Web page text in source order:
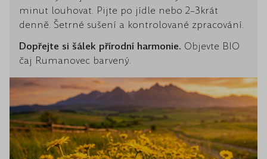
minut louhovat. Pijte po jídle nebo 2–3krát
denně. Šetrné sušení a kontrolované zpracování.
Dopřejte si šálek přírodní harmonie. Objevte BIO
čaj Rumanovec barvený.